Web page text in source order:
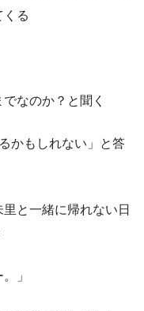
くる
なのか？と聞く
かもしれない」と答
と一緒に帰れない日
」